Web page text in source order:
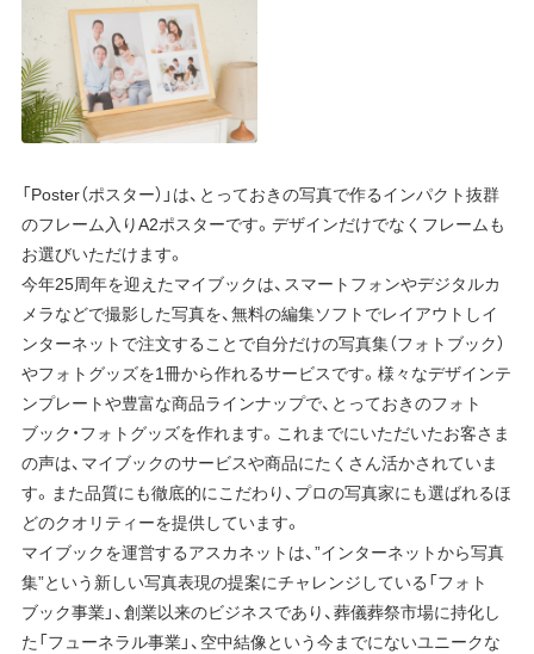
「Poster（ポスター）」は、とっておきの写真で作るインパクト抜群
のフレーム入りA2ポスターです。デザインだけでなくフレームも
お選びいただけます。
今年25周年を迎えたマイブックは、スマートフォンやデジタルカ
メラなどで撮影した写真を、無料の編集ソフトでレイアウトしイ
ンターネットで注文することで自分だけの写真集（フォトブック）
やフォトグッズを1冊から作れるサービスです。様々なデザインテ
ンプレートや豊富な商品ラインナップで、とっておきのフォト
ブック・フォトグッズを作れます。これまでにいただいたお客さま
の声は、マイブックのサービスや商品にたくさん活かされていま
す。また品質にも徹底的にこだわり、プロの写真家にも選ばれるほ
どのクオリティーを提供しています。
マイブックを運営するアスカネットは、”インターネットから写真
集”という新しい写真表現の提案にチャレンジしている「フォト
ブック事業」、創業以来のビジネスであり、葬儀葬祭市場に持化し
た「フューネラル事業」、空中結像という今までにないユニークな